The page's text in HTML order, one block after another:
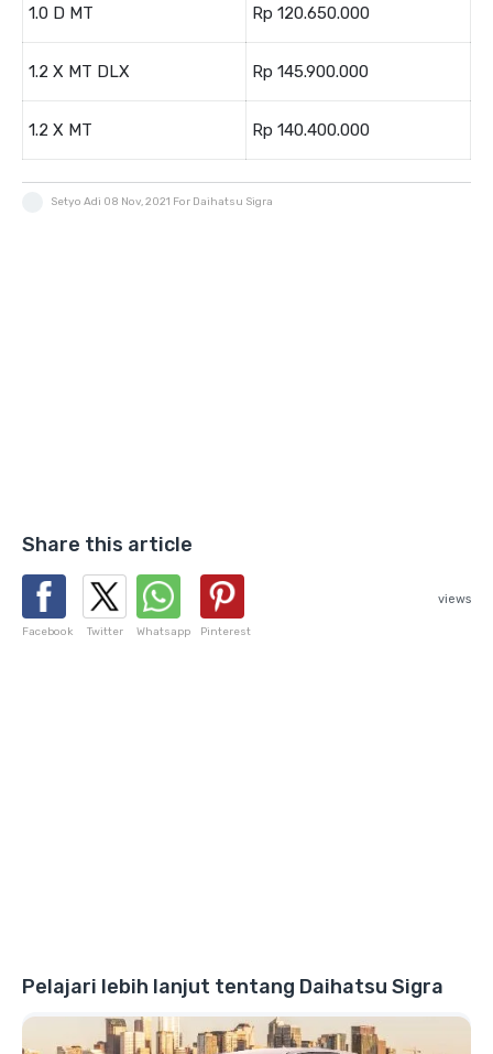
1.0 D MT Rp 120.650.000
1.2 X MT DLX Rp 145.900.000
1.2 X MT Rp 140.400.000
Setyo Adi 08 Nov, 2021 For Daihatsu Sigra
Share this article
Facebook Twitter Whatsapp Pinterest
views
Pelajari lebih lanjut tentang Daihatsu Sigra